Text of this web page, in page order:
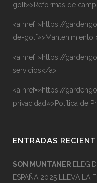
golf»>Reformas de
<a href=»https://
de-
<a href=»https://
servicios</a>
<a href=»https://
privacidad»>Política de
ENTRADAS
SON MUNTANER
ESPAÑA 2025 LLEVA LA